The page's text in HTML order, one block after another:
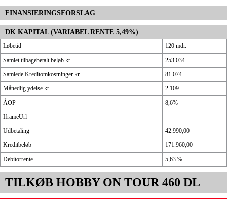
FINANSIERINGSFORSLAG
DK KAPITAL (VARIABEL RENTE 5,49%)
Løbetid
120 mdr.
Samlet tilbagebetalt beløb kr.
253.034
Samlede Kreditomkostninger kr.
81.074
Månedlig ydelse kr.
2.109
ÅOP
8,6%
IframeUrl
Udbetaling
42.990,00
Kreditbeløb
171.960,00
Debitorrente
5,63 %
TILKØB HOBBY ON TOUR 460 DL